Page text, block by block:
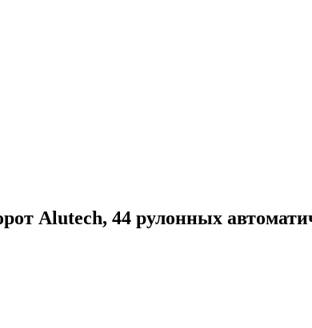
Alutech, 44 рулонных